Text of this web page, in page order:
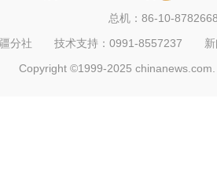
总机：86-10-
疆分社 技术支持：0991-8557237
Copyright ©1999-2025